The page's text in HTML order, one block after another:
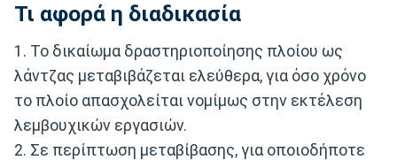
Τι αφορά η διαδικασία
1. Το δικαίωμα δραστηριοποίησης πλοίου ως
λάντζας μεταβιβάζεται ελεύθερα, για όσο χρόνο
το πλοίο απασχολείται νομίμως στην εκτέλεση
λεμβουχικών εργασιών.
2. Σε περίπτωση μεταβίβασης, για οποιοδήποτε